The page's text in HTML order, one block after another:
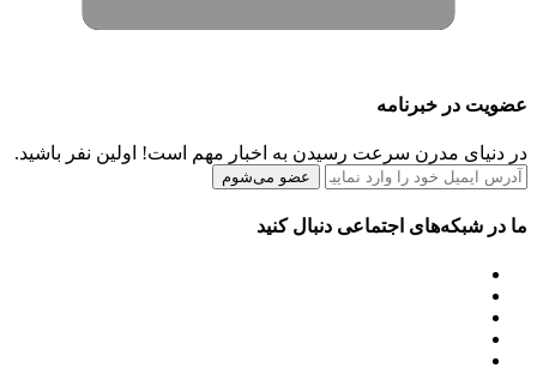
عضویت در خبرنامه
در دنیای مدرن سرعت رسیدن به اخبار مهم است! اولین نفر باشید.
عضو می‌شوم
ما در شبکه‌های اجتماعی دنبال کنید